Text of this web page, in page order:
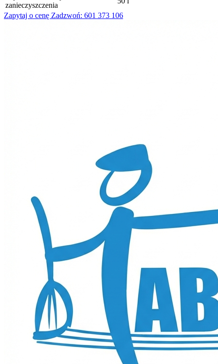
zanieczyszczenia
Zapytaj o cenę Zadzwoń: 601 373 106